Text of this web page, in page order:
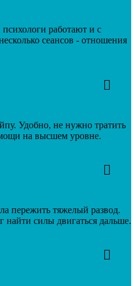
работают и с
сеансов - отношения
Удобно, не нужно тратить
на высшем уровне.
пережить тяжелый развод.
силы двигаться дальше.